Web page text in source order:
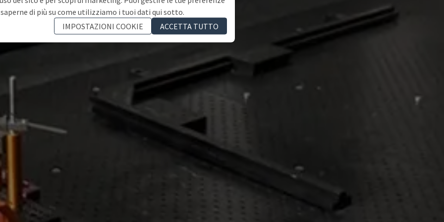
di più su come utilizziamo i tuoi dati qui sotto.
IMPOSTAZIONI COOKIE
ACCETTA TUTTO